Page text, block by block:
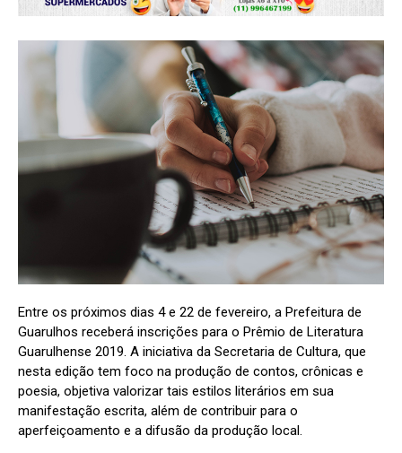
Entre os próximos dias 4 e 22 de fevereiro, a Prefeitura de
Guarulhos receberá inscrições para o Prêmio de Literatura
Guarulhense 2019. A iniciativa da Secretaria de Cultura, que
nesta edição tem foco na produção de contos, crônicas e
poesia, objetiva valorizar tais estilos literários em sua
manifestação escrita, além de contribuir para o
aperfeiçoamento e a difusão da produção local.